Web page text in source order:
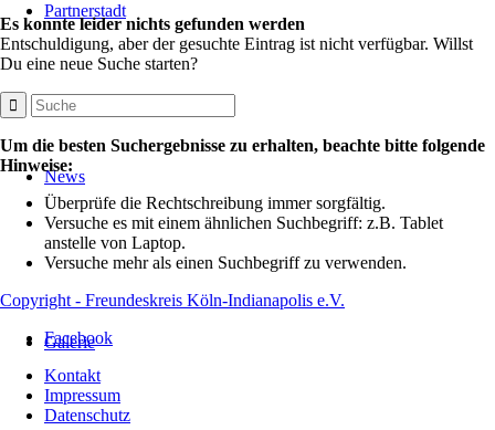
Partnerstadt
News
Galerie
Es konnte leider nichts gefunden werden
Entschuldigung, aber der gesuchte Eintrag ist nicht verfügbar. Willst
Du eine neue Suche starten?
Um die besten Suchergebnisse zu erhalten, beachte bitte folgende
Hinweise:
Überprüfe die Rechtschreibung immer sorgfältig.
Versuche es mit einem ähnlichen Suchbegriff: z.B. Tablet
anstelle von Laptop.
Versuche mehr als einen Suchbegriff zu verwenden.
Copyright - Freundeskreis Köln-Indianapolis e.V.
Facebook
Kontakt
Impressum
Datenschutz